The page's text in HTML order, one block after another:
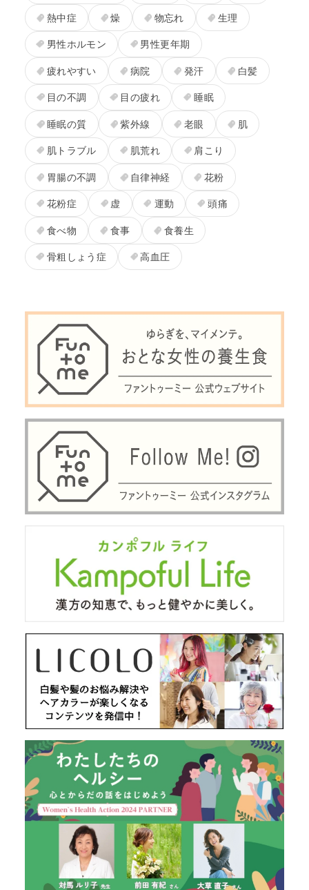
熱中症
燥 物忘れ
生理
男性ホルモン
男性更年期
疲れやすい
病院 発汗
白髪
目の不調
目の疲れ
睡眠
睡眠の質
紫外線 老眼
肌
肌トラブル
肌荒れ
肩こり
胃腸の不調
自律神経
花粉
花粉症
虚 運動
頭痛
食べ物
食事
食養生
骨粗しょう症
高血圧